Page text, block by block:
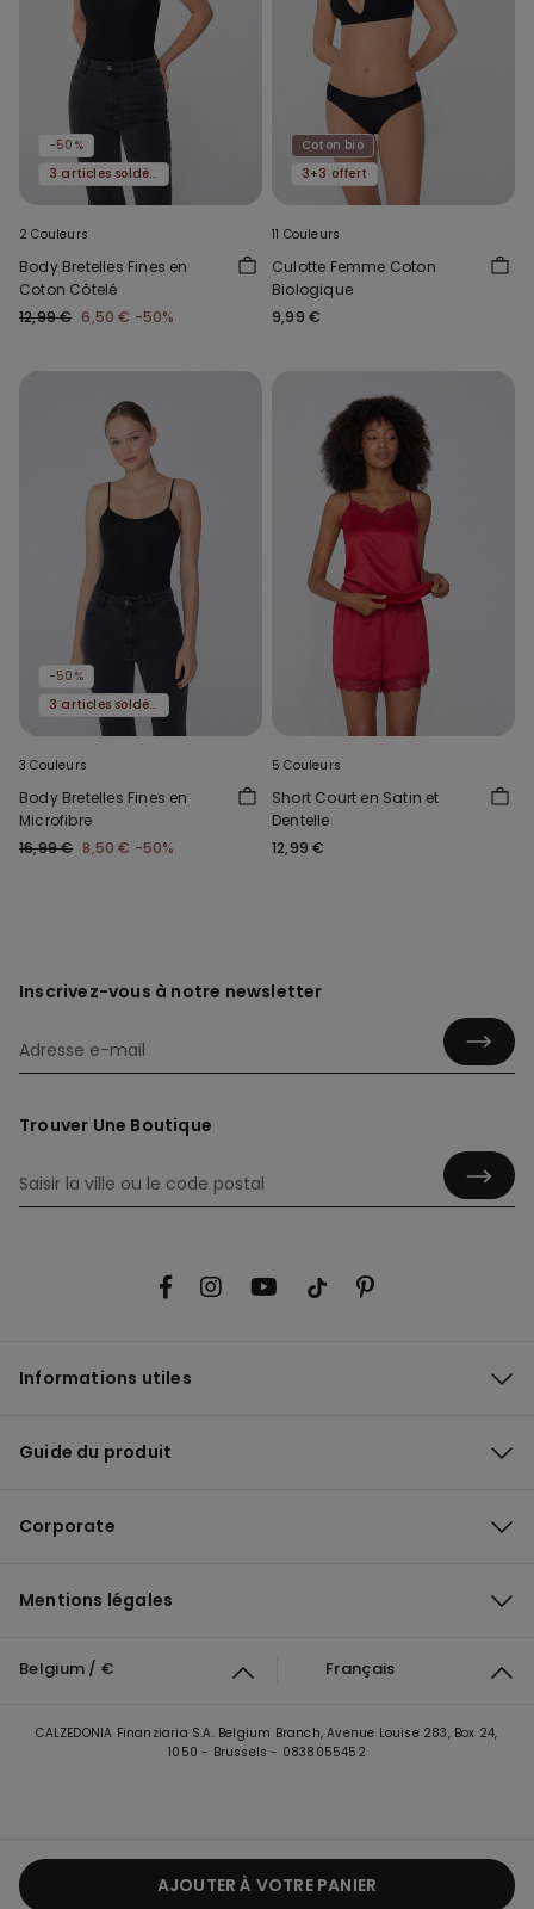
AJOUTER À VOTRE PANIER
-50%
3 articles soldés, -70 %
2 Couleurs
Body Bretelles Fines en
Coton Côtelé
12,99 € 6,50 € -50%
Coton bio
3+3 offert
11 Couleurs
Culotte Femme Coton
Biologique
9,99 €
-50%
3 articles soldés, -70 %
3 Couleurs
Body Bretelles Fines en
Microfibre
16,99 € 8,50 € -50%
5 Couleurs
Short Court en Satin et
Dentelle
12,99 €
Inscrivez-vous à notre newsletter
Trouver Une Boutique
Informations utiles
Guide du produit
Corporate
Mentions légales
Belgium / € Français
CALZEDONIA Finanziaria S.A. Belgium Branch, Avenue Louise 283, Box 24,
1050 - Brussels - 0838055452